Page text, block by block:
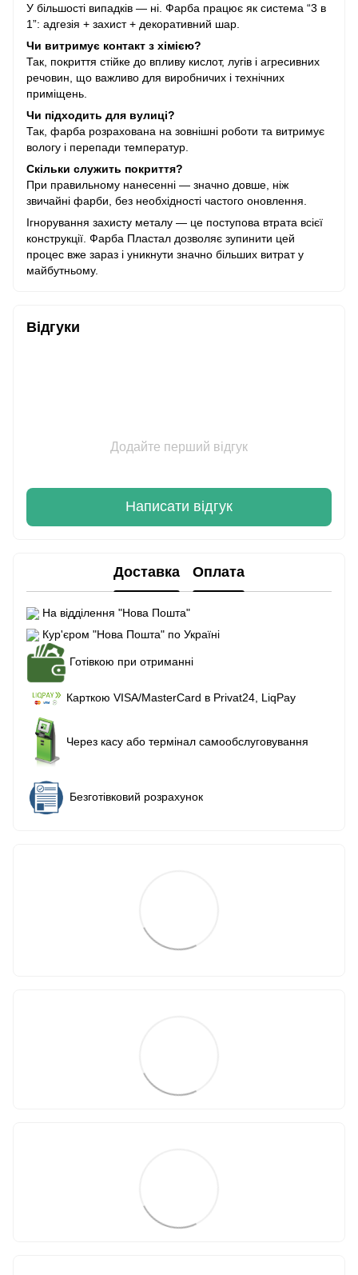
У більшості випадків — ні. Фарба працює як система “3 в
1”: адгезія + захист + декоративний шар.
Чи витримує контакт з хімією?
Так, покриття стійке до впливу кислот, лугів і агресивних
речовин, що важливо для виробничих і технічних
приміщень.
Чи підходить для вулиці?
Так, фарба розрахована на зовнішні роботи та витримує
вологу і перепади температур.
Скільки служить покриття?
При правильному нанесенні — значно довше, ніж
звичайні фарби, без необхідності частого оновлення.
Ігнорування захисту металу — це поступова втрата всієї
конструкції. Фарба Пластал дозволяє зупинити цей
процес вже зараз і уникнути значно більших витрат у
майбутньому.
Відгуки
Додайте перший відгук
Написати відгук
Доставка Оплата
На відділення "Нова Пошта"
Кур'єром "Нова Пошта" по Україні
Готівкою при отриманні
Карткою VISA/MasterCard в Рrivat24, LiqPay
Через касу або термінал самообслуговування
Безготівковий розрахунок